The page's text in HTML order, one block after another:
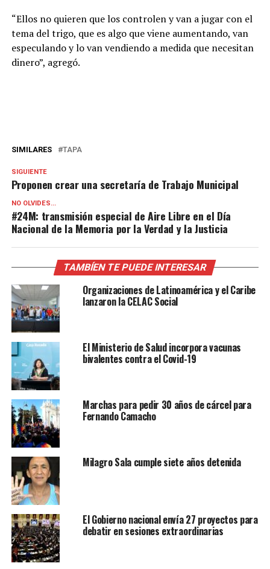
“Ellos no quieren que los controlen y van a jugar con el
tema del trigo, que es algo que viene aumentando, van
especulando y lo van vendiendo a medida que necesitan
dinero”, agregó.
SIMILARES TAPA
SIGUIENTE
Proponen crear una secretaría de Trabajo Municipal
NO OLVIDES...
#24M: transmisión especial de Aire Libre en el Día
Nacional de la Memoria por la Verdad y la Justicia
TAMBÍEN TE PUEDE INTERESAR
Organizaciones de Latinoamérica y el Caribe
lanzaron la CELAC Social
El Ministerio de Salud incorpora vacunas
bivalentes contra el Covid-19
Marchas para pedir 30 años de cárcel para
Fernando Camacho
Milagro Sala cumple siete años detenida
El Gobierno nacional envía 27 proyectos para
debatir en sesiones extraordinarias